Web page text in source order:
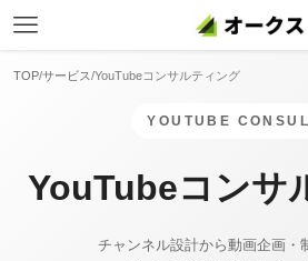
TOP/サービス/YouTubeコンサルティング
YOUTUBE
YouTubeコンサ
チャンネル設計から動画企画・